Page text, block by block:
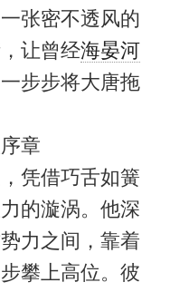
张密不透风的
让曾经海晏河
步步将大唐拖
章
凭借巧舌如簧
的漩涡。他深
力之间，靠着
步攀上高位。彼